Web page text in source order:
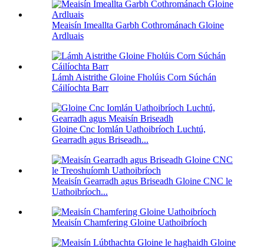
Meaisín Imeallta Garbh Cothrománach Gloine
Ardluais
Lámh Aistrithe Gloine Fholúis Corn Súchán
Cáilíochta Barr
Gloine Cnc Iomlán Uathoibríoch Luchtú,
Gearradh agus Briseadh...
Meaisín Gearradh agus Briseadh Gloine CNC le
Uathoibríoch...
Meaisín Chamfering Gloine Uathoibríoch